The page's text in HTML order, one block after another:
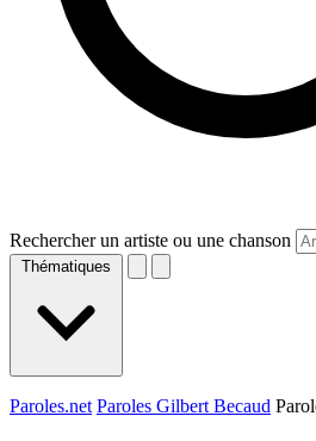
Rechercher un artiste ou une chanson
Thématiques
Paroles.net Paroles Gilbert Becaud